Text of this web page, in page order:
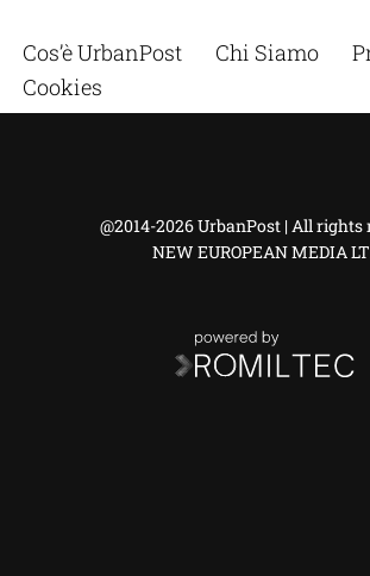
Cos’è UrbanPost Chi Siamo
Cookies
@2014-2026 UrbanPost | All rights
NEW EUROPEAN MEDIA